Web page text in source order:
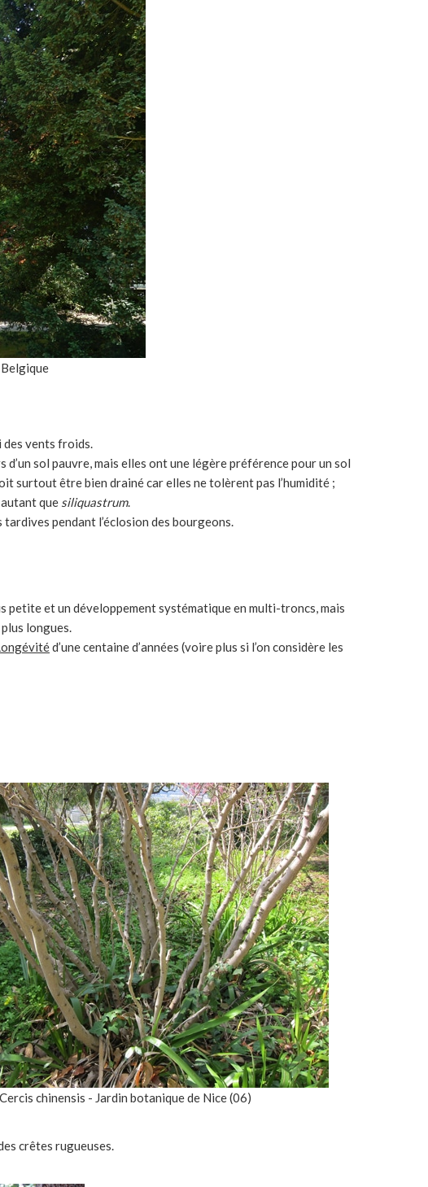
des vents froids.
sol pauvre, mais elles ont une légère préférence pour un sol
surtout être bien drainé car elles ne tolèrent pas l’humidité ;
que siliquastrum.
pendant l’éclosion des bourgeons.
petite et un développement systématique en multi-troncs, mais
longues.
d’une centaine d’années (voire plus si l’on considère les
Cercis chinensis - Jardin botanique de Nice (06)
crêtes rugueuses.